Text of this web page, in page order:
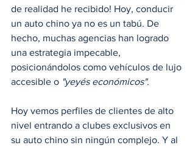
de realidad he recibido! Hoy, conducir
un auto chino ya no es un tabú. De
hecho, muchas agencias han logrado
una estrategia impecable,
posicionándolos como vehículos de lujo
accesible o "yeyés económicos".
Hoy vemos perfiles de clientes de alto
nivel entrando a clubes exclusivos en
su auto chino sin ningún complejo. Y al